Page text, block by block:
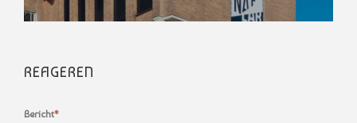
REAGEREN
Bericht*